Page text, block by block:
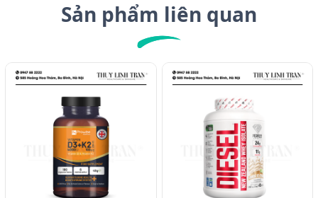
Sản phẩm liên quan